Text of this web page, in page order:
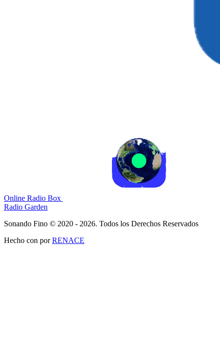
Online Radio Box
Radio Garden
Sonando Fino © 2020 - 2026. Todos los Derechos Reservados
Hecho con porRENACE